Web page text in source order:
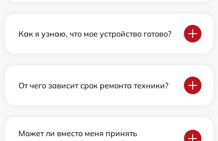
Как я узнаю, что мое устройство готово?
От чего зависит срок ремонта техники?
Может ли вместо меня принять